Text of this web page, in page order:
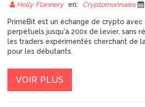
Holly Flannery en: Cryptomonnaies
PrimeBit est un échange de crypto
perpétuels jusqu'à 200x de levier, sans
les traders expérimentés cherchant de
pour les débutants.
VOIR PLUS